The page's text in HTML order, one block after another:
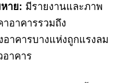
าย: มีรายงานและภาพ
อาคารรวมถึง
าคารบางแห่งถูกแรงลม
าคาร